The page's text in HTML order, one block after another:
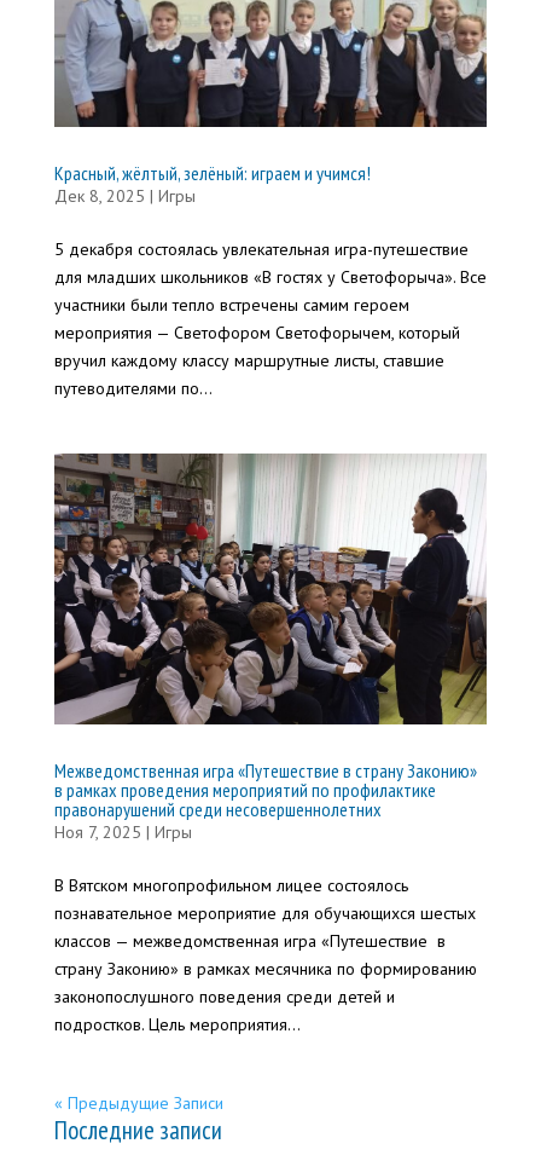
Красный, жёлтый, зелёный: играем и учимся!
Дек 8, 2025 | Игры
5 декабря состоялась увлекательная игра-путешествие
для младших школьников «В гостях у Светофорыча». Все
участники были тепло встречены самим героем
мероприятия — Светофором Светофорычем, который
вручил каждому классу маршрутные листы, ставшие
путеводителями по...
Межведомственная игра «Путешествие в страну Законию»
в рамках проведения мероприятий по профилактике
правонарушений среди несовершеннолетних
Ноя 7, 2025 | Игры
В Вятском многопрофильном лицее состоялось
познавательное мероприятие для обучающихся шестых
классов — межведомственная игра «Путешествие в
страну Законию» в рамках месячника по формированию
законопослушного поведения среди детей и
подростков. Цель мероприятия...
« Предыдущие Записи
Последние записи